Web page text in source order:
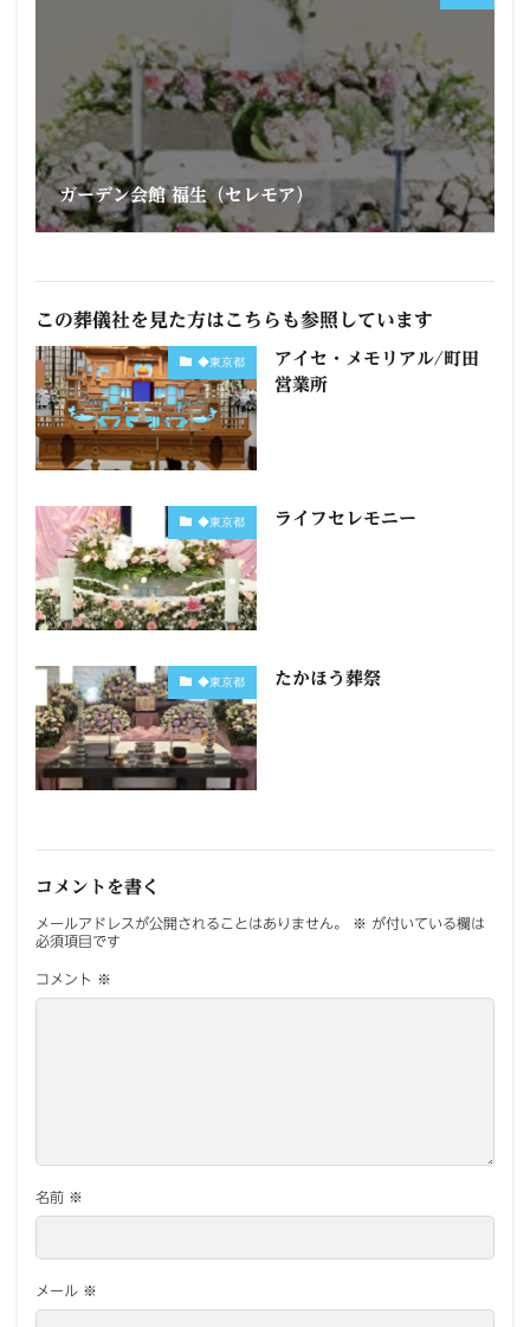
ガーデン会館 福生（セレモア）
この葬儀社を見た方はこちらも参照しています
◆東京都
アイセ・メモリアル/町田
営業所
◆東京都 ライフセレモニー
◆東京都 たかほう葬祭
コメントを書く
メールアドレスが公開されることはありません。 ※ が付いている欄は
必須項目です
コメント ※
名前 ※
メール ※